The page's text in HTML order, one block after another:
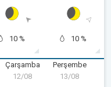
10 % 10 %
Çarşamba
12/08 Çarşamba
12/08
Perşembe
13/08